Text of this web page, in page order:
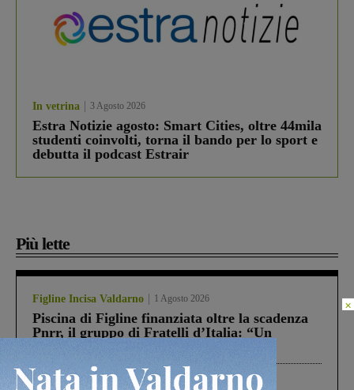
In vetrina 3 Agosto 2026
Estra Notizie agosto: Smart Cities, oltre 44mila
studenti coinvolti, torna il bando per lo sport e
debutta il podcast Estrair
Più lette
Figline Incisa Valdarno 1 Agosto 2026
Piscina di Figline finanziata oltre la scadenza
Pnrr, il gruppo di Fratelli d’Italia: “Un
ringraziamento al Governo”
Cronaca 4 Agosto 2026
×